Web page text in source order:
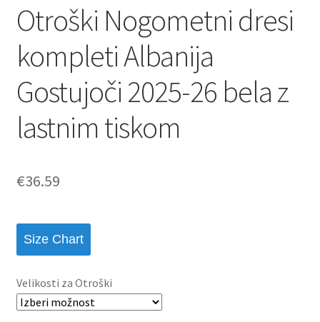
Otroški Nogometni dresi
kompleti Albanija
Gostujoči 2025-26 bela z
lastnim tiskom
€36.59
Size Chart
Velikosti za Otroški